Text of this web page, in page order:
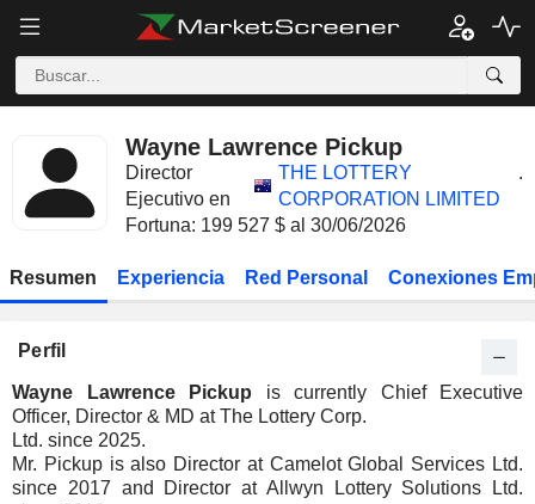
Wayne Lawrence Pickup
Director
Ejecutivo en
THE LOTTERY
CORPORATION LIMITED
.
Fortuna: 199 527 $ al 30/06/2026
Resumen Experiencia Red Personal Conexiones
Perfil
Wayne Lawrence Pickup is currently Chief Executive
Officer, Director & MD at The Lottery Corp.
Ltd. since 2025.
Mr. Pickup is also Director at Camelot Global Services Ltd.
since 2017 and Director at Allwyn Lottery Solutions Ltd.